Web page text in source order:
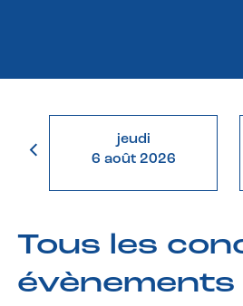
jeudi
6 août 2026
Tous les
évènements